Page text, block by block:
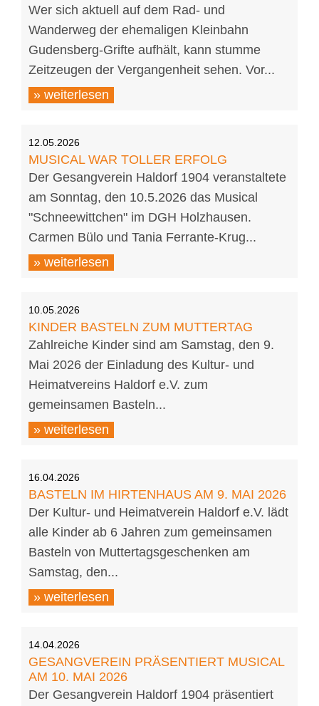
Wer sich aktuell auf dem Rad- und
Wanderweg der ehemaligen Kleinbahn
Gudensberg-Grifte aufhält, kann stumme
Zeitzeugen der Vergangenheit sehen. Vor...
» weiterlesen
12.05.2026
MUSICAL WAR TOLLER ERFOLG
Der Gesangverein Haldorf 1904 veranstaltete
am Sonntag, den 10.5.2026 das Musical
"Schneewittchen" im DGH Holzhausen.
Carmen Bülo und Tania Ferrante-Krug...
» weiterlesen
10.05.2026
KINDER BASTELN ZUM MUTTERTAG
Zahlreiche Kinder sind am Samstag, den 9.
Mai 2026 der Einladung des Kultur- und
Heimatvereins Haldorf e.V. zum
gemeinsamen Basteln...
» weiterlesen
16.04.2026
BASTELN IM HIRTENHAUS AM 9. MAI 2026
Der Kultur- und Heimatverein Haldorf e.V. lädt
alle Kinder ab 6 Jahren zum gemeinsamen
Basteln von Muttertagsgeschenken am
Samstag, den...
» weiterlesen
14.04.2026
GESANGVEREIN PRÄSENTIERT MUSICAL
AM 10. MAI 2026
Der Gesangverein Haldorf 1904 präsentiert